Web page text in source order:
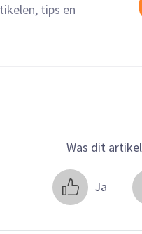
tips en
Was dit
Ja